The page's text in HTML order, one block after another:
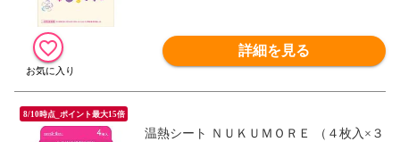
詳細を見る
8/10時点_ポイント最大15倍
温熱シート ＮＵＫＵＭＯＲＥ （４枚入×３